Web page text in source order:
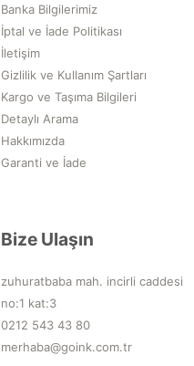
Banka Bilgilerimiz
İptal ve İade Politikası
İletişim
Gizlilik ve Kullanım Şartları
Kargo ve Taşıma Bilgileri
Detaylı Arama
Hakkımızda
Garanti ve İade
Bize Ulaşın
zuhuratbaba mah. incirli caddesi
no:1 kat:3
0212 543 43 80
merhaba@goink.com.tr